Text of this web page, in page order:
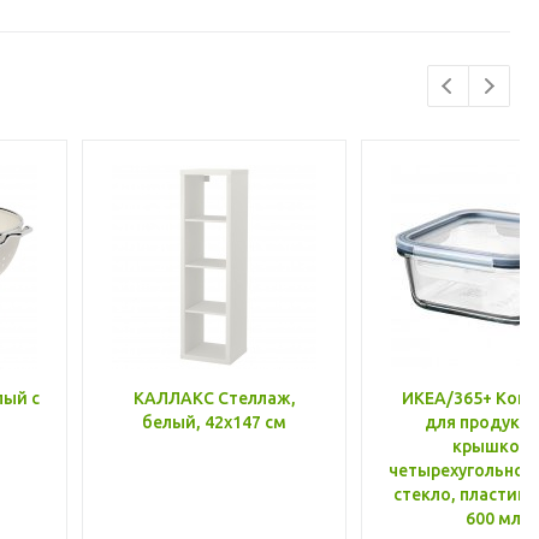
с
КАЛЛАКС Стеллаж,
белый, 42x147 см
ИКЕА/365+
для
крышкой,
стекло, пластик
600 мл